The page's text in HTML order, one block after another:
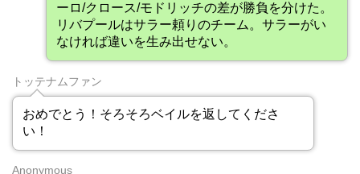
ーロ/クロース/モドリッチの差が勝負を分けた。
リバプールはサラー頼りのチーム。サラーがい
なければ違いを生み出せない。
トッテナムファン
おめでとう！そろそろベイルを返してくださ
い！
Anonymous